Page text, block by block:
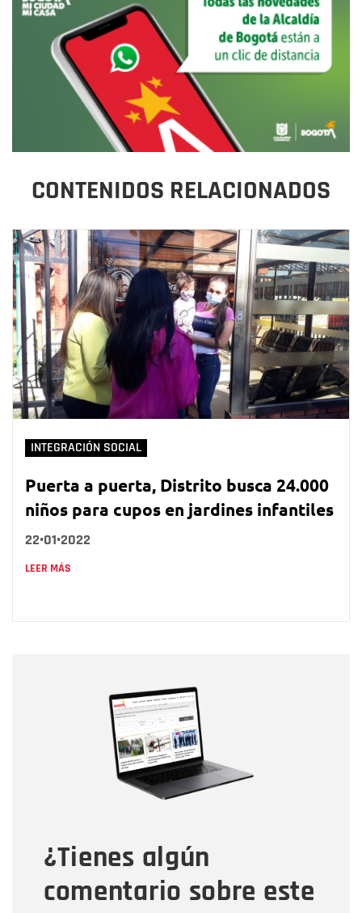
CONTENIDOS RELACIONADOS
INTEGRACIÓN SOCIAL
Puerta a puerta, Distrito busca 24.000
niños para cupos en jardines infantiles
22•01•2022
LEER MÁS
¿Tienes algún
comentario sobre este
Correo electrónico
Tipo de comentario
Mensaje